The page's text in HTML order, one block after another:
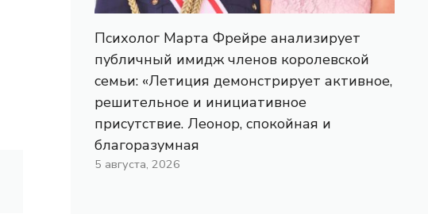
Психолог Марта Фрейре анализирует
публичный имидж членов королевской
семьи: «Летиция демонстрирует активное,
решительное и инициативное
присутствие. Леонор, спокойная и
благоразумная
5 августа, 2026